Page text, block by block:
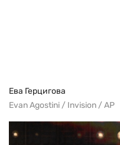
Ева Герцигова
Evan Agostini / Invision / AP